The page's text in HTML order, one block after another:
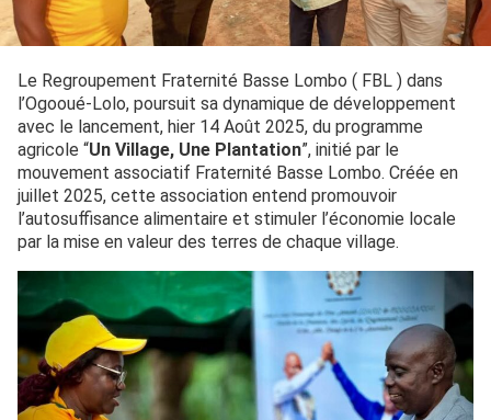
Le Regroupement Fraternité Basse Lombo ( FBL ) dans
l’Ogooué-Lolo, poursuit sa dynamique de développement
avec le lancement, hier 14 Août 2025, du programme
agricole “Un Village, Une Plantation”, initié par le
mouvement associatif Fraternité Basse Lombo. Créée en
juillet 2025, cette association entend promouvoir
l’autosuffisance alimentaire et stimuler l’économie locale
par la mise en valeur des terres de chaque village.